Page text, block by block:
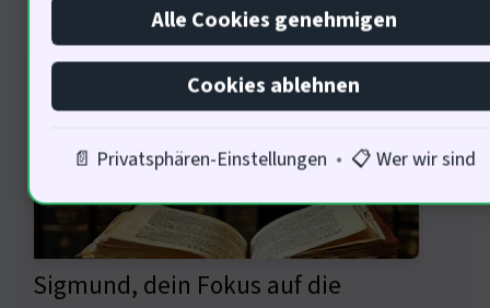
von Adam Smith
Sigmund, dein Fokus auf die
Alle Cookies genehmigen
Cookies ablehnen
📄 Privatsphären-Einstellungen • 📋 Wer wir sind